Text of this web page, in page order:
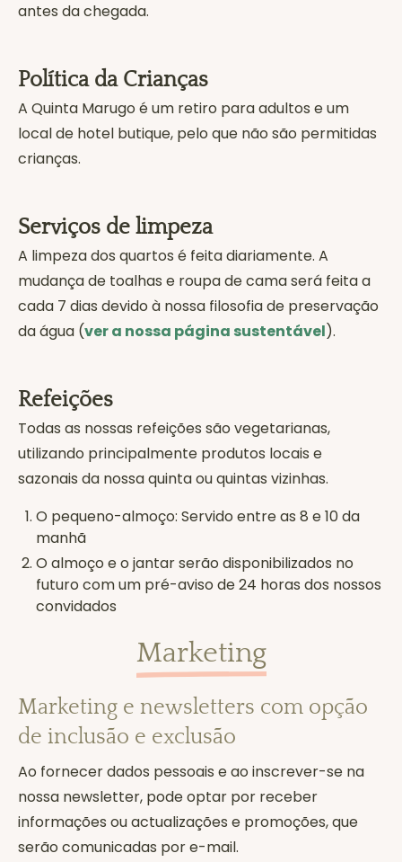
antes da chegada.
Política da Crianças
A Quinta Marugo é um retiro para adultos e um
local de hotel butique, pelo que não são permitidas
crianças.
Serviços de limpeza
A limpeza dos quartos é feita diariamente. A
mudança de toalhas e roupa de cama será feita a
cada 7 dias devido à nossa filosofia de preservação
da água (ver a nossa página sustentável).
Refeições
Todas as nossas refeições são vegetarianas,
utilizando principalmente produtos locais e
sazonais da nossa quinta ou quintas vizinhas.
O pequeno-almoço: Servido entre as 8 e 10 da
manhã
O almoço e o jantar serão disponibilizados no
futuro com um pré-aviso de 24 horas dos nossos
convidados
Marketing
Marketing e newsletters com opção
de inclusão e exclusão
Ao fornecer dados pessoais e ao inscrever-se na
nossa newsletter, pode optar por receber
informações ou actualizações e promoções, que
serão comunicadas por e-mail.